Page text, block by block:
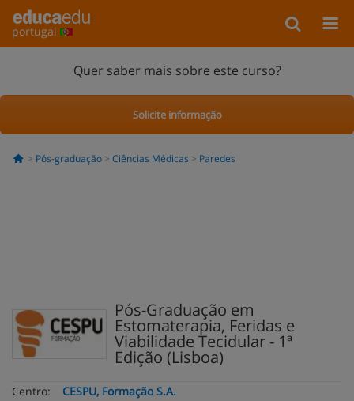
portugal
Quer saber mais sobre este curso?
Solicite informação
Pós-graduação Ciências Médicas Paredes
Pós-Graduação em
Estomaterapia, Feridas e
Viabilidade Tecidular - 1ª
Edição (Lisboa)
Centro:
CESPU, Formação S.A.